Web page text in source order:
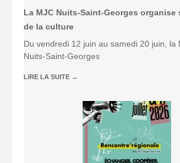
La MJC Nuits-Saint-Georges organise
de la culture
Du vendredi 12 juin au samedi 20 juin, la
Nuits-Saint-Georges
LIRE LA SUITE →